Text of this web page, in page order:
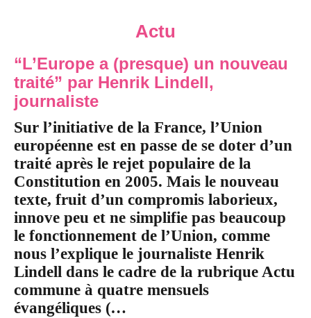
Actu
“L’Europe a (presque) un nouveau
traité” par Henrik Lindell,
journaliste
Sur l’initiative de la France, l’Union
européenne est en passe de se doter d’un
traité après le rejet populaire de la
Constitution en 2005. Mais le nouveau
texte, fruit d’un compromis laborieux,
innove peu et ne simplifie pas beaucoup
le fonctionnement de l’Union, comme
nous l’explique le journaliste Henrik
Lindell dans le cadre de la rubrique Actu
commune à quatre mensuels
évangéliques (…